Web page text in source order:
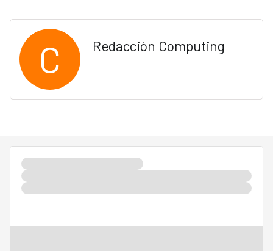
C Redacción Computing